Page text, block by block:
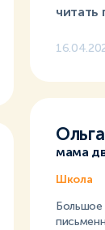
читать
Ольга
мама
Школа
Большое